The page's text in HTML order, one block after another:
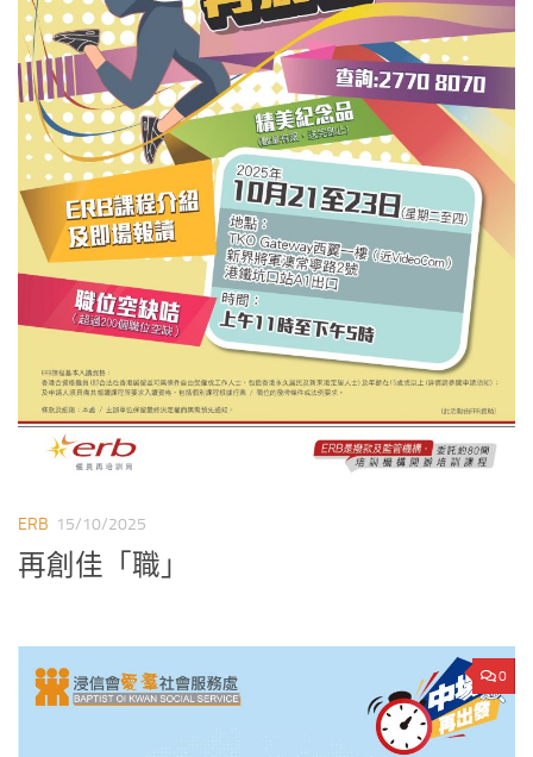
ERB 15/10/2025
再創佳「職」
0